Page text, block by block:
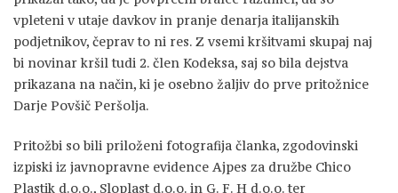
vpleteni v utaje davkov in pranje denarja italijanskih
podjetnikov, čeprav to ni res. Z vsemi kršitvami skupaj naj
bi novinar kršil tudi 2. člen Kodeksa, saj so bila dejstva
prikazana na način, ki je osebno žaljiv do prve pritožnice
Darje Povšič Peršolja.
Pritožbi so bili priloženi fotografija članka, zgodovinski
izpiski iz javnopravne evidence Ajpes za družbe Chico
Plastik d.o.o., Sloplast d.o.o. in G. F. H d.o.o. ter